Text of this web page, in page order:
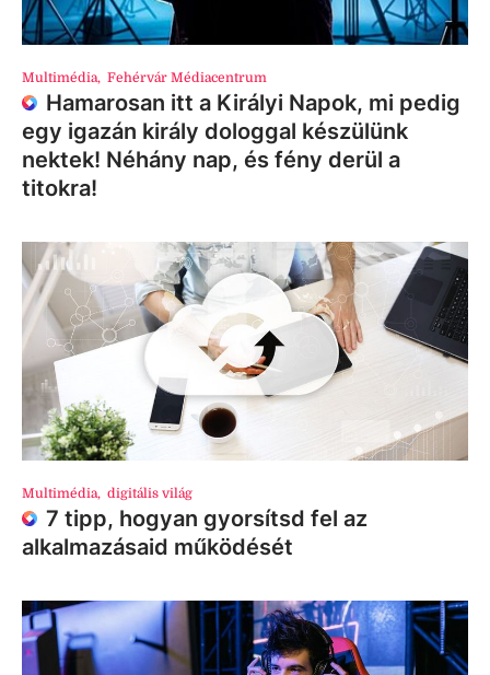
Multimédia, Fehérvár Médiacentrum
Hamarosan itt a Királyi Napok, mi pedig
egy igazán király dologgal készülünk
nektek! Néhány nap, és fény derül a
titokra!
Multimédia, digitális világ
7 tipp, hogyan gyorsítsd fel az
alkalmazásaid működését